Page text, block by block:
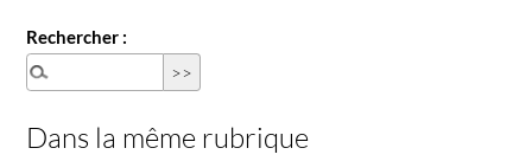
Rechercher :
Dans la même rubrique